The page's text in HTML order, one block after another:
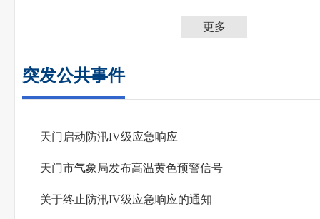
更多
突发公共事件
天门启动防汛IV级应急响应
天门市气象局发布高温黄色预警信号
关于终止防汛IV级应急响应的通知